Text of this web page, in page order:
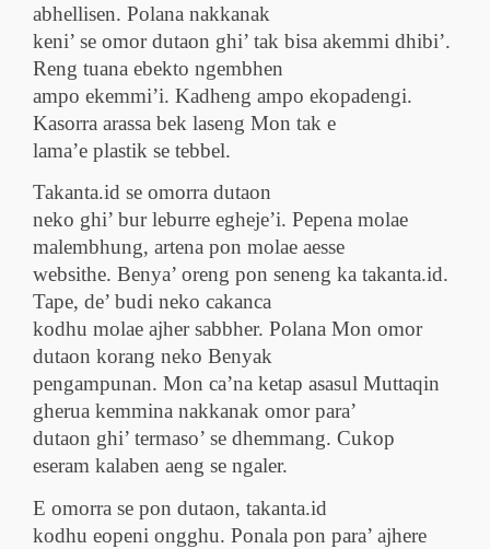
abhellisen. Polana nakkanak
keni’ se omor dutaon ghi’ tak bisa akemmi dhibi’.
Reng tuana ebekto ngembhen
ampo ekemmi’i. Kadheng ampo ekopadengi.
Kasorra arassa bek laseng Mon tak e
lama’e plastik se tebbel.
Takanta.id se omorra dutaon
neko ghi’ bur leburre egheje’i. Pepena molae
malembhung, artena pon molae aesse
websithe. Benya’ oreng pon seneng ka takanta.id.
Tape, de’ budi neko cakanca
kodhu molae ajher sabbher. Polana Mon omor
dutaon korang neko Benyak
pengampunan. Mon ca’na ketap asasul Muttaqin
gherua kemmina nakkanak omor para’
dutaon ghi’ termaso’ se dhemmang. Cukop
eseram kalaben aeng se ngaler.
E omorra se pon dutaon, takanta.id
kodhu eopeni ongghu. Ponala pon para’ ajhere